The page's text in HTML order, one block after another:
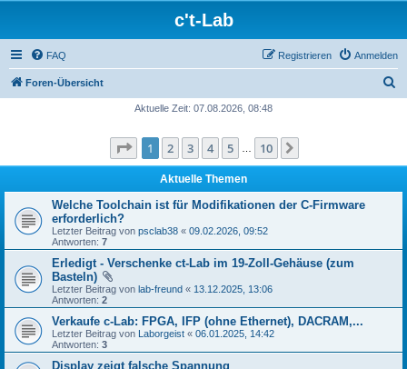
c't-Lab
FAQ Anmelden
Registrieren
Foren-Übersicht
e
Aktuelle Zeit: 07.08.2026, 08:48
Seite 1von 10
1 2 3 4 5 10
Aktuelle Themen
Welche Toolchain ist für Modifikationen der C-Firmware
erforderlich?
Letzter Beitrag von psclab38 « 09.02.2026, 09:52
Antworten: 7
Erledigt - Verschenke ct-Lab im 19-Zoll-Gehäuse (zum
Basteln)
Letzter Beitrag von lab-freund « 13.12.2025, 13:06
Antworten: 2
Verkaufe c-Lab: FPGA, IFP (ohne Ethernet), DACRAM,...
Letzter Beitrag von Laborgeist « 06.01.2025, 14:42
Antworten: 3
Display zeigt falsche Spannung